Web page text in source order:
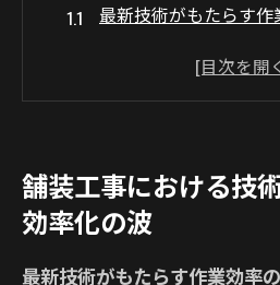
最新技術がもたらす作
新素材の導入による耐
革新的技術の現場適用
地域社会を支える舗装工事
地域インフラの強化と
舗装工事における技
効率化の波
最新技術がもたらす作業効率